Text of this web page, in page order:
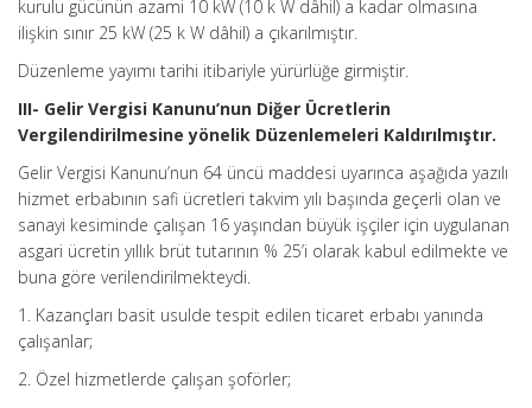
kurulu gücünün azami 10 kW (10 k W dâhil) a kadar olmasına
ilişkin sınır 25 kW (25 k W dâhil) a çıkarılmıştır.
Düzenleme yayımı tarihi itibariyle yürürlüğe girmiştir.
III- Gelir Vergisi Kanunu’nun Diğer Ücretlerin
Vergilendirilmesine yönelik Düzenlemeleri Kaldırılmıştır.
Gelir Vergisi Kanunu’nun 64 üncü maddesi uyarınca aşağıda yazılı
hizmet erbabının safi ücretleri takvim yılı başında geçerli olan ve
sanayi kesiminde çalışan 16 yaşından büyük işçiler için uygulanan
asgari ücretin yıllık brüt tutarının % 25’i olarak kabul edilmekte ve
buna göre verilendirilmekteydi.
1. Kazançları basit usulde tespit edilen ticaret erbabı yanında
çalışanlar;
2. Özel hizmetlerde çalışan şoförler;